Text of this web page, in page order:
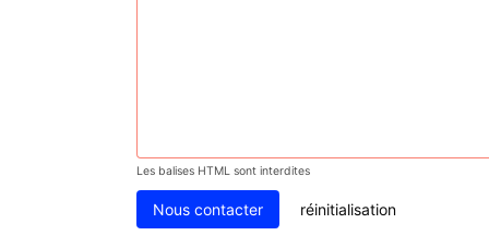
Les balises HTML sont interdites
réinitialisation